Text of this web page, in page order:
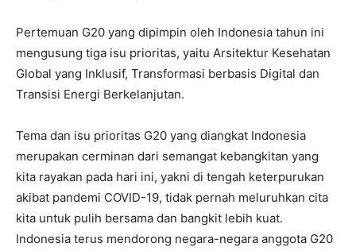
Pertemuan G20 yang dipimpin oleh Indonesia tahun ini
mengusung tiga isu prioritas, yaitu Arsitektur Kesehatan
Global yang Inklusif, Transformasi berbasis Digital dan
Transisi Energi Berkelanjutan.
Tema dan isu prioritas G20 yang diangkat Indonesia
merupakan cerminan dari semangat kebangkitan yang
kita rayakan pada hari ini, yakni di tengah keterpurukan
akibat pandemi COVID-19, tidak pernah meluruhkan cita
kita untuk pulih bersama dan bangkit lebih kuat.
Indonesia terus mendorong negara-negara anggota G20